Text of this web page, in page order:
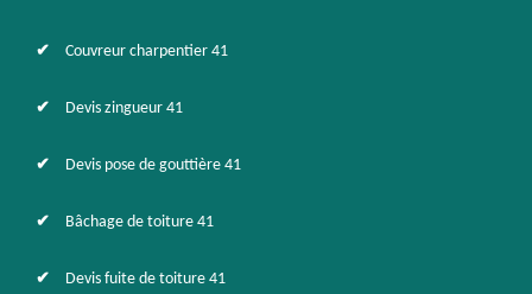
Couvreur charpentier 41
Devis zingueur 41
Devis pose de gouttière 41
Bâchage de toiture 41
Devis fuite de toiture 41